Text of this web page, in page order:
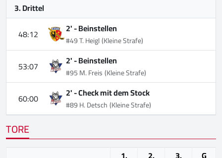
3. Drittel
48:12
2' -Beinstellen
#49 T. Heigl(Kleine Strafe)
53:07 2' -Beinstellen
#95 M. Freis(Kleine Strafe)
60:00 2' -Check mit dem Stock
#89 H. Detsch(Kleine Strafe)
TORE